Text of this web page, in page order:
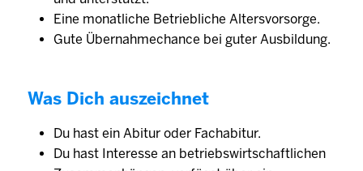
Eine monatliche Betriebliche Altersvorsorge.
Gute Übernahmechance bei guter Ausbildung.
Was Dich auszeichnet
Du hast ein Abitur oder Fachabitur.
Du hast Interesse an betriebswirtschaftlichen